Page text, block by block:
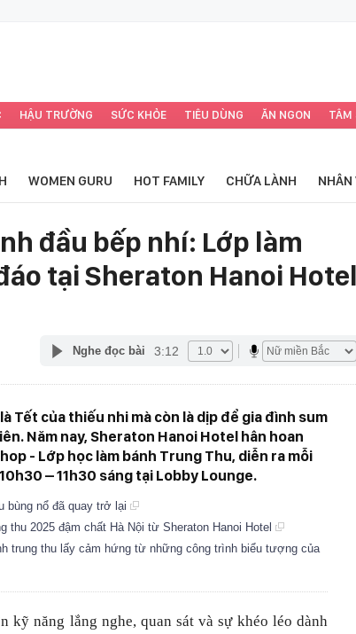
HẬU TRƯỜNG SỨC KHỎE TIÊU DÙNG ĂN NGON TÂM
WOMEN GURU HOT FAMILY CHỮA LÀNH NHÂN
đầu bếp nhí: Lớp làm
tại Sheraton Hanoi Hotel
Nghe đọc bài 3:12
Tết của thiếu nhi mà còn là dịp để gia đình sum
Năm nay, Sheraton Hanoi Hotel hân hoan
- Lớp học làm bánh Trung Thu, diễn ra mỗi
– 11h30 sáng tại Lobby Lounge.
bùng nổ đã quay trở lại
thu 2025 đậm chất Hà Nội từ Sheraton Hanoi Hotel
trung thu lấy cảm hứng từ những công trình biểu tượng của
kỹ năng lắng nghe, quan sát và sự khéo léo dành